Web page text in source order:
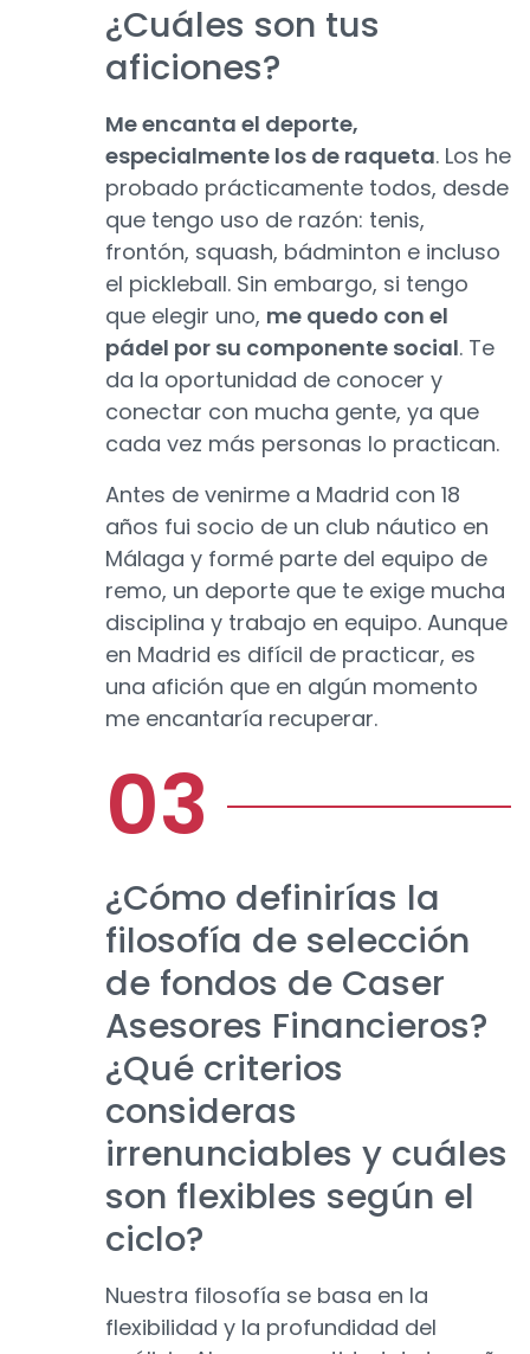
¿Cuáles son tus
aficiones?
Me encanta el deporte,
especialmente los de raqueta. Los he
probado prácticamente todos, desde
que tengo uso de razón: tenis,
frontón, squash, bádminton e incluso
el pickleball. Sin embargo, si tengo
que elegir uno, me quedo con el
pádel por su componente social. Te
da la oportunidad de conocer y
conectar con mucha gente, ya que
cada vez más personas lo practican.
Antes de venirme a Madrid con 18
años fui socio de un club náutico en
Málaga y formé parte del equipo de
remo, un deporte que te exige mucha
disciplina y trabajo en equipo. Aunque
en Madrid es difícil de practicar, es
una afición que en algún momento
me encantaría recuperar.
¿Cómo definirías la
filosofía de selección
de fondos de Caser
Asesores Financieros?
¿Qué criterios
consideras
irrenunciables y cuáles
son flexibles según el
ciclo?
Nuestra filosofía se basa en la
flexibilidad y la profundidad del